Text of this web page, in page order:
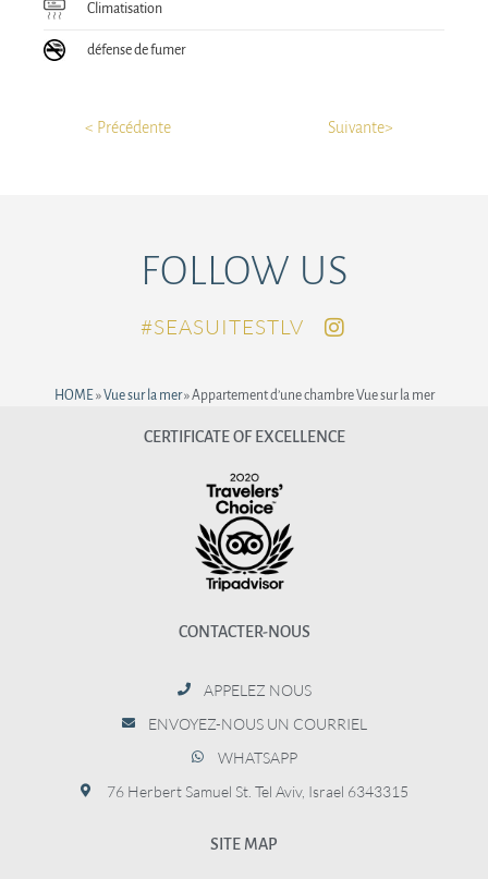
Climatisation
défense de fumer
< Précédente Suivante>
FOLLOW US
SEASUITESTLV#
HOME»Vue sur la mer»Appartement d’une chambre Vue sur la mer
CERTIFICATE OF EXCELLENCE
CONTACTER-NOUS
APPELEZ NOUS
ENVOYEZ-NOUS UN COURRIEL
WHATSAPP
76 Herbert Samuel St. Tel Aviv, Israel 6343315
SITE MAP